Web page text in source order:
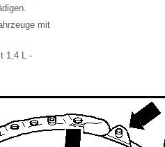
mit
1,4 L -